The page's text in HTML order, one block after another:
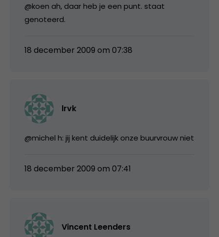
@koen ah, daar heb je een punt. staat
genoteerd.
18 december 2009 om 07:38
lrvk
@michel h: jij kent duidelijk onze buurvrouw niet
18 december 2009 om 07:41
Vincent Leenders